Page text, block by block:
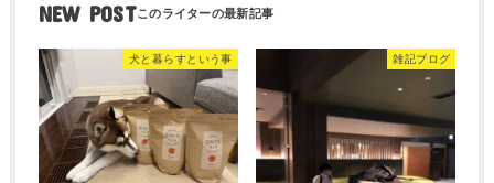
NEW POST
犬と暮らすという事 雑記ブログ